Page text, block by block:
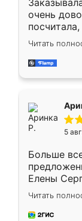
очень
Замерщик
делу со
за день,
Читать
5
Больше
Елены
короткие
для
Читать